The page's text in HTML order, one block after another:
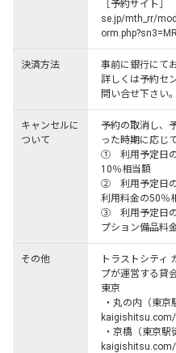
［予約サイト
se.jp/mth_rr/
決済方法
事前に銀行にて
詳しくは予約セ
問い合せ下さい。
キャンセルに
ついて
予約の取消し、
った時期に応じ
①　利用予定日
10％相当額
②　利用予定日
利用料金の50％
③　利用予定日
プション備品料
その他
トラストシティ
プが運営する貸
東京